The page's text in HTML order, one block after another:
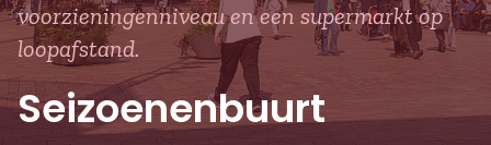
voorzieningenniveau en een supermarkt op
loopafstand.
Seizoenenbuurt